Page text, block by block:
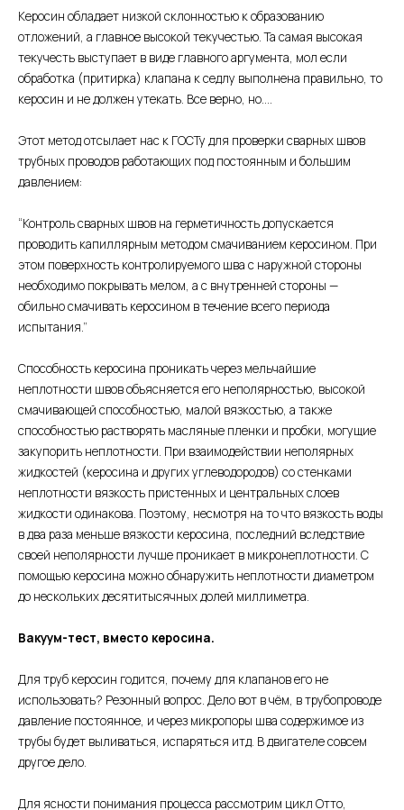
Керосин обладает низкой склонностью к образованию
отложений, а главное высокой текучестью. Та самая высокая
текучесть выступает в виде главного аргумента, мол если
обработка (притирка) клапана к седлу выполнена правильно, то
керосин и не должен утекать. Все верно, но....
Этот метод отсылает нас к ГОСТу для проверки сварных швов
трубных проводов работающих под постоянным и большим
давлением:
“Контроль сварных швов на герметичность допускается
проводить капиллярным методом смачиванием керосином. При
этом поверхность контролируемого шва с наружной стороны
необходимо покрывать мелом, а с внутренней стороны —
обильно смачивать керосином в течение всего периода
испытания.”
Способность керосина проникать через мельчайшие
неплотности швов объясняется его неполярностью, высокой
смачивающей способностью, малой вязкостью, а также
способностью растворять масляные пленки и пробки, могущие
закупорить неплотности. При взаимодействии неполярных
жидкостей (керосина и других углеводородов) со стенками
неплотности вязкость пристенных и центральных слоев
жидкости одинакова. Поэтому, несмотря на то что вязкость воды
в два раза меньше вязкости керосина, последний вследствие
своей неполярности лучше проникает в микронеплотности. С
помощью керосина можно обнаружить неплотности диаметром
до нескольких десятитысячных долей миллиметра.
Вакуум-тест, вместо керосина.
Для труб керосин годится, почему для клапанов его не
использовать? Резонный вопрос. Дело вот в чём, в трубопроводе
давление постоянное, и через микропоры шва содержимое из
трубы будет выливаться, испаряться итд. В двигателе совсем
другое дело.
Для ясности понимания процесса рассмотрим цикл Отто,